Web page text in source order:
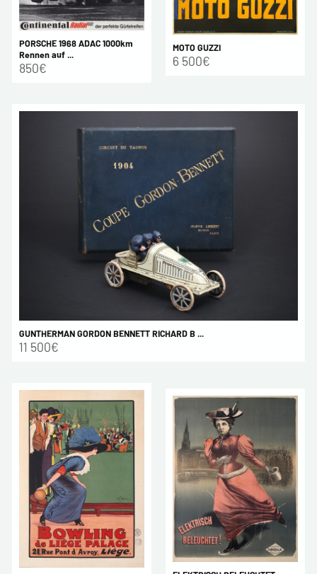
PORSCHE 1968 ADAC 1000km
Rennen auf ...
850€
MOTO GUZZI
6 500€
GUNTHERMAN GORDON BENNETT RICHARD B ...
11 500€